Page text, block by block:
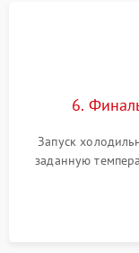
6.
Запуск
заданную
компрессора,